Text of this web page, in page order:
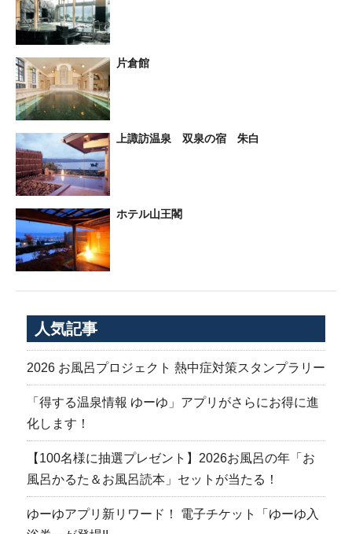
片倉館
上諏訪温泉 双泉の宿 朱白
ホテル山王閣
人気記事
2026 お風呂プロジェクト 熱中症対策スタンプラリー
「得する温泉情報 ゆーゆ」アプリがさらにお得に進
化します！
【100名様に抽選プレゼント】2026お風呂の年「お
風呂かるた＆お風呂読本」セットが当たる！
ゆーゆアプリ新リワード！ 電子チケット「ゆーゆ入